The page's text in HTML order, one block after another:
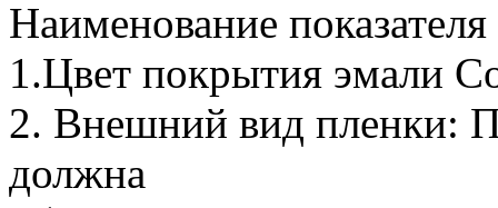
Наименование
1.Цвет покрытия эмали
2. Внешний вид пленки:
должна